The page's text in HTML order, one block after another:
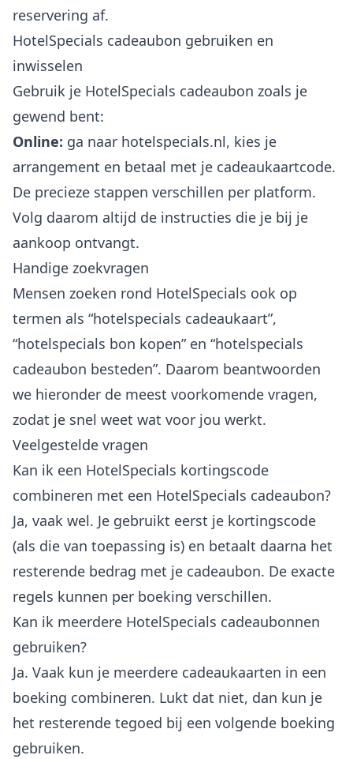
reservering af.
HotelSpecials cadeaubon gebruiken en
inwisselen
Gebruik je HotelSpecials cadeaubon zoals je
gewend bent:
Online: ga naar hotelspecials.nl, kies je
arrangement en betaal met je cadeaukaartcode.
De precieze stappen verschillen per platform.
Volg daarom altijd de instructies die je bij je
aankoop ontvangt.
Handige zoekvragen
Mensen zoeken rond HotelSpecials ook op
termen als “hotelspecials cadeaukaart”,
“hotelspecials bon kopen” en “hotelspecials
cadeaubon besteden”. Daarom beantwoorden
we hieronder de meest voorkomende vragen,
zodat je snel weet wat voor jou werkt.
Veelgestelde vragen
Kan ik een HotelSpecials kortingscode
combineren met een HotelSpecials cadeaubon?
Ja, vaak wel. Je gebruikt eerst je kortingscode
(als die van toepassing is) en betaalt daarna het
resterende bedrag met je cadeaubon. De exacte
regels kunnen per boeking verschillen.
Kan ik meerdere HotelSpecials cadeaubonnen
gebruiken?
Ja. Vaak kun je meerdere cadeaukaarten in een
boeking combineren. Lukt dat niet, dan kun je
het resterende tegoed bij een volgende boeking
gebruiken.